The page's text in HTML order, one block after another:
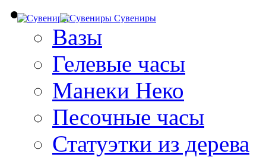
Сувениры
Вазы
Гелевые часы
Манеки Неко
Песочные часы
Статуэтки из дерева